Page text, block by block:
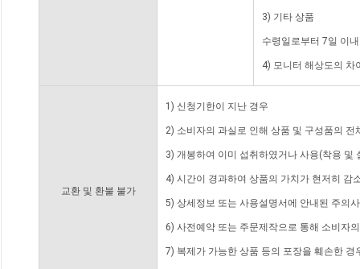
3) 기타 상품
수령일로부터 7일 이
4) 모니터 해상도의 차
교환 및 환불 불가
1) 신청기한이 지난 경우
2) 소비자의 과실로 인해 상품 및 구성품의
3) 개봉하여 이미 섭취하였거나 사용(착용 및
4) 시간이 경과하여 상품의 가치가 현저히 감
5) 상세정보 또는 사용설명서에 안내된 주의
6) 사전예약 또는 주문제작으로 통해 소비자
7) 복제가 가능한 상품 등의 포장을 훼손한 경